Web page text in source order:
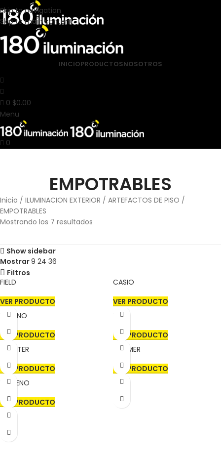
Skip to navigation
Skip to main content
INICIOPRODUCTOSNOSOTROS
0 $0.00
Menu
0
EMPOTRABLES
Inicio ILUMINACION EXTERIOR
ARTEFACTOS DE PISO
EMPOTRABLES
Mostrando los 7 resultados
Show sidebar
Mostrar9 24 36
Filtros
FIELD
VER PRODUCTO
CASIO
VER PRODUCTO
URBANO
VER PRODUCTO
PARK
VER PRODUCTO
CHESTER
VER PRODUCTO
SUMMER
VER PRODUCTO
MORENO
VER PRODUCTO